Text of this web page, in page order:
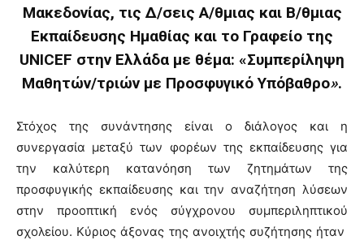
Μακεδονίας, τις Δ/σεις Α/θμιας και Β/θμιας
Εκπαίδευσης Ημαθίας και το Γραφείο της
UNICEF στην Ελλάδα με θέμα: «Συμπερίληψη
Μαθητών/τριών με Προσφυγικό Υπόβαθρο».
Στόχος της συνάντησης είναι ο διάλογος και η
συνεργασία μεταξύ των φορέων της εκπαίδευσης για
την καλύτερη κατανόηση των ζητημάτων της
προσφυγικής εκπαίδευσης και την αναζήτηση λύσεων
στην προοπτική ενός σύγχρονου συμπεριληπτικού
σχολείου. Κύριος άξονας της ανοιχτής συζήτησης ήταν